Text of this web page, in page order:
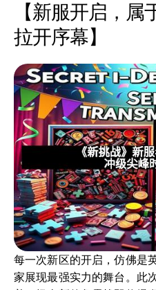
【新服开启，
拉开序幕】
每一次新区的开启，仿佛是
家展现最强实力的舞台。此